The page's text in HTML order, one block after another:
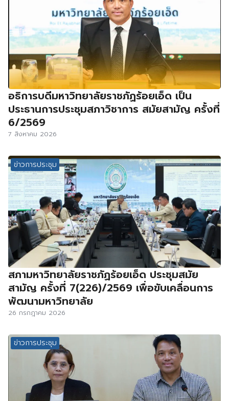
อธิการบดีมหาวิทยาลัยราชภัฏร้อยเอ็ด เป็น
ประธานการประชุมสภาวิชาการ สมัยสามัญ ครั้งที่
6/2569
7 สิงหาคม 2026
ข่าวการประชุม
สภามหาวิทยาลัยราชภัฏร้อยเอ็ด ประชุมสมัย
สามัญ ครั้งที่ 7(226)/2569 เพื่อขับเคลื่อนการ
พัฒนามหาวิทยาลัย
26 กรกฎาคม 2026
ข่าวการประชุม